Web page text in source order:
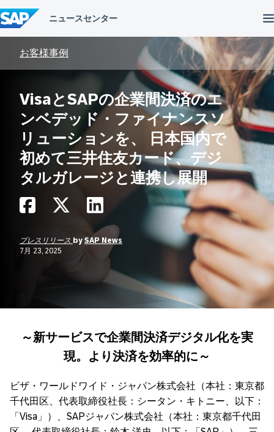
ン
テ
ン
お客様事例
VisaとSAPの企業間決済のエ
ンベデッド・ファイナンスソ
リューションを、 日本国内で
初めて三井住友カード、デジ
タルガレージと連携し展開
プレスリリース by SAP News
7月 23, 2025
～新サービスで企業間決済デジタル化を実
現。より決済を効率的に～
ビザ・ワールドワイド・ジャパン株式会社（本社：東京都
千代田区、代表取締役社長：シータン・キトニー、以下：
「Visa」）、SAPジャパン株式会社（本社：東京都千代田